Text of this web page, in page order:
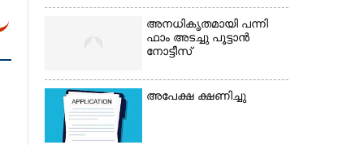
ചെയ്തു
അനധികൃതമായി പന്നി
ഫാം അടച്ചു പൂട്ടാൻ
നോട്ടീസ്
അപേക്ഷ ക്ഷണിച്ചു
×